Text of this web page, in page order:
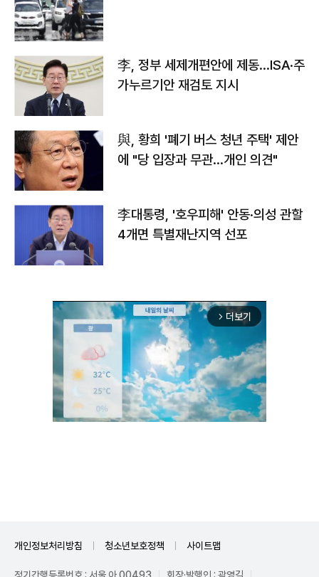
李, 정부 세제개편안에 제동…ISA·주
가누르기안 재검토 지시
與, 황희 '폐기 버스 청년 주택' 제안
에 "당 입장과 무관…개인 의견"
李대통령, '호우피해' 안동·의성 관할
4개면 특별재난지역 선포
arrow_forward_ios 더보기
개인정보처리방침 청소년보호정책 사이트맵